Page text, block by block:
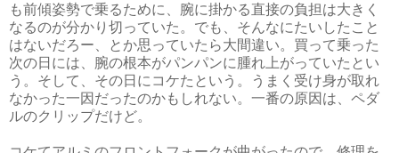
も前傾姿勢で乗るために、腕に掛かる直接の負担は大きく
なるのが分かり切っていた。でも、そんなにたいしたこと
はないだろー、とか思っていたら大間違い。買って乗った
次の日には、腕の根本がパンパンに腫れ上がっていたとい
う。そして、その日にコケたという。うまく受け身が取れ
なかった一因だったのかもしれない。一番の原因は、ペダ
ルのクリップだけど。